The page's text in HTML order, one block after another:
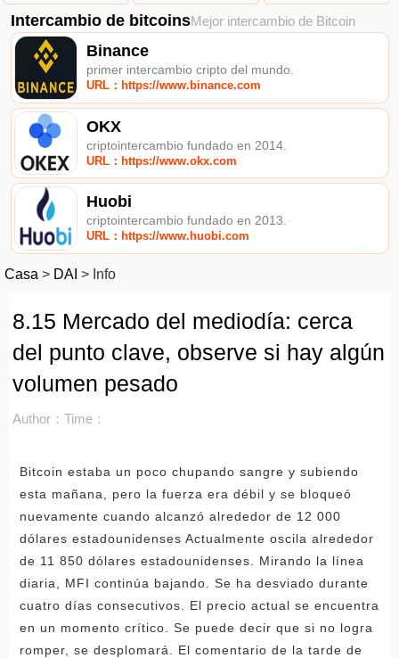
Intercambio de bitcoinsMejor intercambio de Bitcoin
Binance
primer intercambio cripto del mundo.
URL：https://www.binance.com
OKX
criptointercambio fundado en 2014.
URL：https://www.okx.com
Huobi
criptointercambio fundado en 2013.
URL：https://www.huobi.com
Casa > DAI > Info
8.15 Mercado del mediodía: cerca
del punto clave, observe si hay algún
volumen pesado
Author： Time：
Bitcoin estaba un poco chupando sangre y subiendo
esta mañana, pero la fuerza era débil y se bloqueó
nuevamente cuando alcanzó alrededor de 12 000
dólares estadounidenses Actualmente oscila alrededor
de 11 850 dólares estadounidenses. Mirando la línea
diaria, MFI continúa bajando. Se ha desviado durante
cuatro días consecutivos. El precio actual se encuentra
en un momento crítico. Se puede decir que si no logra
romper, se desplomará. El comentario de la tarde de